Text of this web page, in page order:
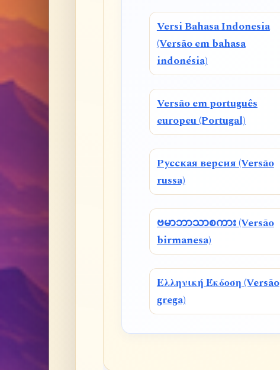
Versi Bahasa Indonesia
(Versão em bahasa
indonésia)
Versão em português
europeu (Portugal)
Русская версия (Versão
russa)
ဗမာဘာသာစကား (Versão
birmanesa)
Ελληνική Έκδοση (Versão
grega)